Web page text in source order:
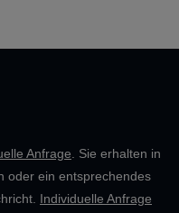
Anfrage . Sie erhalten in
oder ein entsprechendes
Individuelle Anfrage